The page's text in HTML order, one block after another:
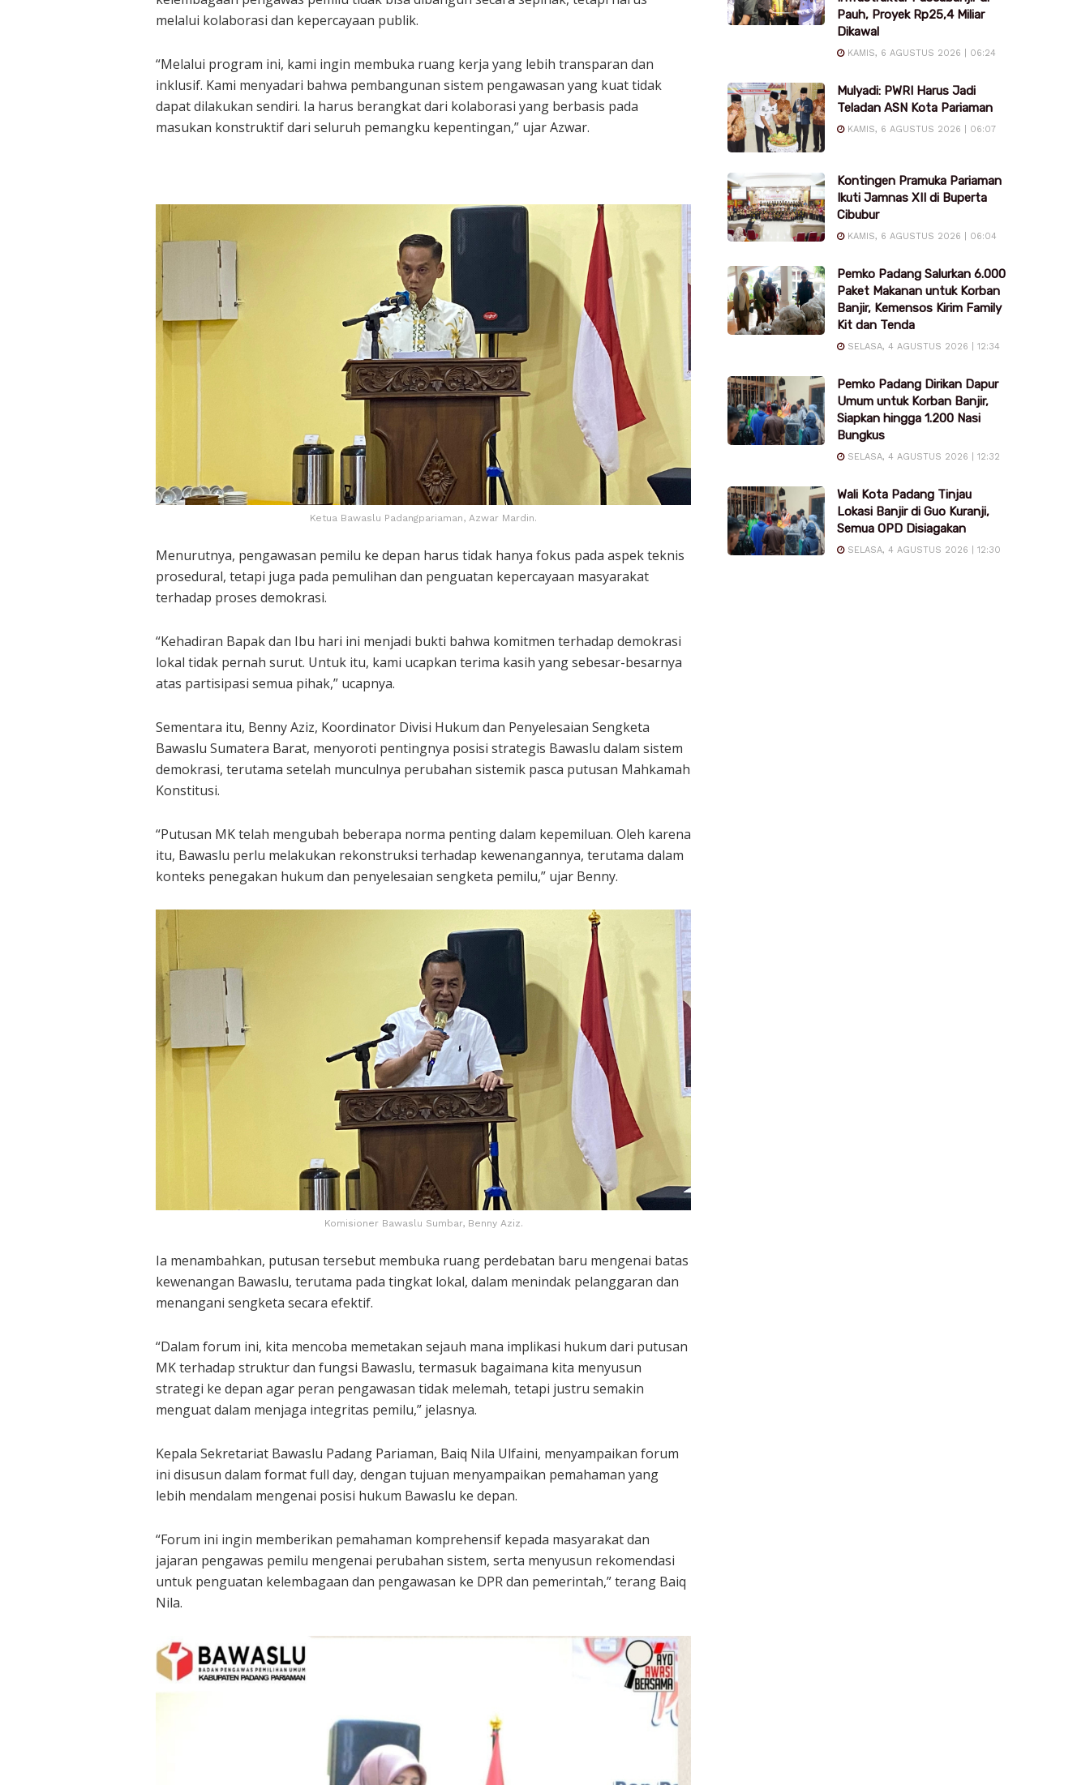
melalui kolaborasi dan kepercayaan publik.
“Melalui program ini, kami ingin membuka ruang kerja yang lebih transparan dan
inklusif. Kami menyadari bahwa pembangunan sistem pengawasan yang kuat tidak
dapat dilakukan sendiri. Ia harus berangkat dari kolaborasi yang berbasis pada
masukan konstruktif dari seluruh pemangku kepentingan,” ujar Azwar.
Ketua Bawaslu Padangpariaman, Azwar Mardin.
Menurutnya, pengawasan pemilu ke depan harus tidak hanya fokus pada aspek teknis
prosedural, tetapi juga pada pemulihan dan penguatan kepercayaan masyarakat
terhadap proses demokrasi.
“Kehadiran Bapak dan Ibu hari ini menjadi bukti bahwa komitmen terhadap demokrasi
lokal tidak pernah surut. Untuk itu, kami ucapkan terima kasih yang sebesar-besarnya
atas partisipasi semua pihak,” ucapnya.
Sementara itu, Benny Aziz, Koordinator Divisi Hukum dan Penyelesaian Sengketa
Bawaslu Sumatera Barat, menyoroti pentingnya posisi strategis Bawaslu dalam sistem
demokrasi, terutama setelah munculnya perubahan sistemik pasca putusan Mahkamah
Konstitusi.
“Putusan MK telah mengubah beberapa norma penting dalam kepemiluan. Oleh karena
itu, Bawaslu perlu melakukan rekonstruksi terhadap kewenangannya, terutama dalam
konteks penegakan hukum dan penyelesaian sengketa pemilu,” ujar Benny.
Komisioner Bawaslu Sumbar, Benny Aziz.
Ia menambahkan, putusan tersebut membuka ruang perdebatan baru mengenai batas
kewenangan Bawaslu, terutama pada tingkat lokal, dalam menindak pelanggaran dan
menangani sengketa secara efektif.
“Dalam forum ini, kita mencoba memetakan sejauh mana implikasi hukum dari putusan
MK terhadap struktur dan fungsi Bawaslu, termasuk bagaimana kita menyusun
strategi ke depan agar peran pengawasan tidak melemah, tetapi justru semakin
menguat dalam menjaga integritas pemilu,” jelasnya.
Kepala Sekretariat Bawaslu Padang Pariaman, Baiq Nila Ulfaini, menyampaikan forum
ini disusun dalam format full day, dengan tujuan menyampaikan pemahaman yang
lebih mendalam mengenai posisi hukum Bawaslu ke depan.
“Forum ini ingin memberikan pemahaman komprehensif kepada masyarakat dan
jajaran pengawas pemilu mengenai perubahan sistem, serta menyusun rekomendasi
untuk penguatan kelembagaan dan pengawasan ke DPR dan pemerintah,” terang Baiq
Nila.
Pauh, Proyek Rp25,4 Miliar
Dikawal
KAMIS, 6 AGUSTUS 2026 | 06:24
Mulyadi: PWRI Harus Jadi
Teladan ASN Kota Pariaman
KAMIS, 6 AGUSTUS 2026 | 06:07
Kontingen Pramuka Pariaman
Ikuti Jamnas XII di Buperta
Cibubur
KAMIS, 6 AGUSTUS 2026 | 06:04
Pemko Padang Salurkan 6.000
Paket Makanan untuk Korban
Banjir, Kemensos Kirim Family
Kit dan Tenda
SELASA, 4 AGUSTUS 2026 | 12:34
Pemko Padang Dirikan Dapur
Umum untuk Korban Banjir,
Siapkan hingga 1.200 Nasi
Bungkus
SELASA, 4 AGUSTUS 2026 | 12:32
Wali Kota Padang Tinjau
Lokasi Banjir di Guo Kuranji,
Semua OPD Disiagakan
SELASA, 4 AGUSTUS 2026 | 12:30